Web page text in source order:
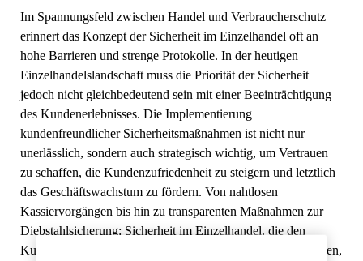
Spezialität Einzelhandel
Sport und Unterhaltung
Gastgewerbe und Restaurants
Sensor-Tags und Detacher
Verkaufsstelle
Tablet-Ständer
Kontakt
Katalog
Nachrichten
Im Spannungsfeld zwischen Handel und Verbraucherschutz
erinnert das Konzept der Sicherheit im Einzelhandel oft an
hohe Barrieren und strenge Protokolle. In der heutigen
Einzelhandelslandschaft muss die Priorität der Sicherheit
jedoch nicht gleichbedeutend sein mit einer Beeinträchtigung
des Kundenerlebnisses. Die Implementierung
kundenfreundlicher Sicherheitsmaßnahmen ist nicht nur
unerlässlich, sondern auch strategisch wichtig, um Vertrauen
zu schaffen, die Kundenzufriedenheit zu steigern und letztlich
das Geschäftswachstum zu fördern. Von nahtlosen
Kassiervorgängen bis hin zu transparenten Maßnahmen zur
Diebstahlsicherung: Sicherheit im Einzelhandel, die den
Kunden in den Mittelpunkt stellt, schützt nicht nur vor Risiken,